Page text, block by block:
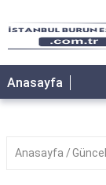
Anasayfa
Anasayfa Güncel